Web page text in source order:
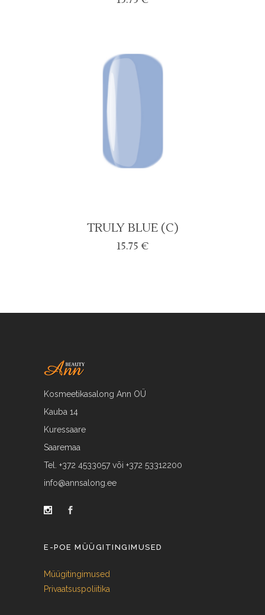
TRULY BLUE (C)
15.75 €
Kosmeetikasalong Ann OÜ
Kauba 14
Kuressaare
Saaremaa
Tel. +372 4533057 või +372 53312200
info@annsalong.ee
E-POE MÜÜGITINGIMUSED
Müügitingimused
Privaatsuspoliitika